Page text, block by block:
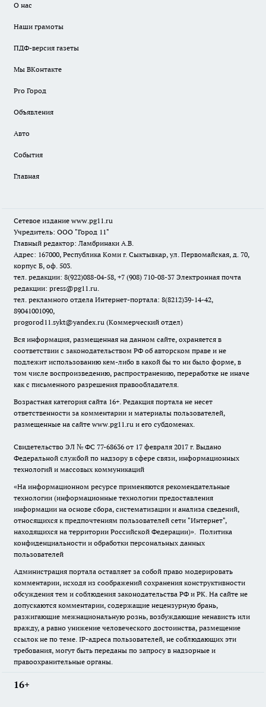
О нас
Наши грамоты
ПДФ-версия газеты
Мы ВКонтакте
Pro Город
Объявления
Авто
События
Главная
Сетевое издание www.pg11.ru
Учредитель: ООО "Город 11"
Главный редактор: Ламбринаки А.В.
Адрес: 167000, Республика Коми г. Сыктывкар, ул. Первомайская, д. 70,
корпус Б, оф. 503.
тел. редакции: 8(922)088-04-58, +7 (908) 710-08-37 Электронная почта
редакции: press@pg11.ru.
тел. рекламного отдела Интернет-портала: 8(8212)39-14-42,
89041001090,
progorod11.sykt@yandex.ru (Коммерческий отдел)
Вся информация, размещенная на данном сайте, охраняется в
соответствии с законодательством РФ об авторском праве и не
подлежит использованию кем-либо в какой бы то ни было форме, в
том числе воспроизведению, распространению, переработке не иначе
как с письменного разрешения правообладателя.
Возрастная категория сайта 16+. Редакция портала не несет
ответственности за комментарии и материалы пользователей,
размещенные на сайте www.pg11.ru и его субдоменах.
Свидетельство ЭЛ № ФС 77-68636 от 17 февраля 2017 г. Выдано
Федеральной службой по надзору в сфере связи, информационных
технологий и массовых коммуникаций
«На информационном ресурсе применяются рекомендательные
технологии (информационные технологии предоставления
информации на основе сбора, систематизации и анализа сведений,
относящихся к предпочтениям пользователей сети "Интернет",
находящихся на территории Российской Федерации)». Политика
конфиденциальности и обработки персональных данных
пользователей
Администрация портала оставляет за собой право модерировать
комментарии, исходя из соображений сохранения конструктивности
обсуждения тем и соблюдения законодательства РФ и РК. На сайте не
допускаются комментарии, содержащие нецензурную брань,
разжигающие межнациональную рознь, возбуждающие ненависть или
вражду, а равно унижение человеческого достоинства, размещение
ссылок не по теме. IP-адреса пользователей, не соблюдающих эти
требования, могут быть переданы по запросу в надзорные и
правоохранительные органы.
16+